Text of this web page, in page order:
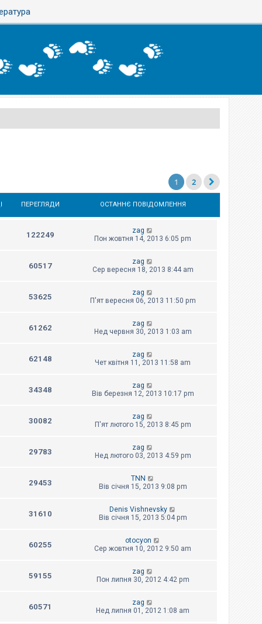
1 2
ПЕРЕГЛЯДИ ОСТАННЄ ПОВІДОМЛЕННЯ
122249
zag
Пон жовтня 14, 2013 6:05 pm
60517
zag
Сер вересня 18, 2013 8:44 am
53625
zag
П'ят вересня 06, 2013 11:50 pm
61262
zag
Нед червня 30, 2013 1:03 am
62148
zag
Чет квітня 11, 2013 11:58 am
34348
zag
Вів березня 12, 2013 10:17 pm
30082
zag
П'ят лютого 15, 2013 8:45 pm
29783
zag
Нед лютого 03, 2013 4:59 pm
29453
TNN
Вів січня 15, 2013 9:08 pm
31610
Denis Vishnevsky
Вів січня 15, 2013 5:04 pm
60255
otocyon
Сер жовтня 10, 2012 9:50 am
59155
zag
Пон липня 30, 2012 4:42 pm
60571
zag
Нед липня 01, 2012 1:08 am